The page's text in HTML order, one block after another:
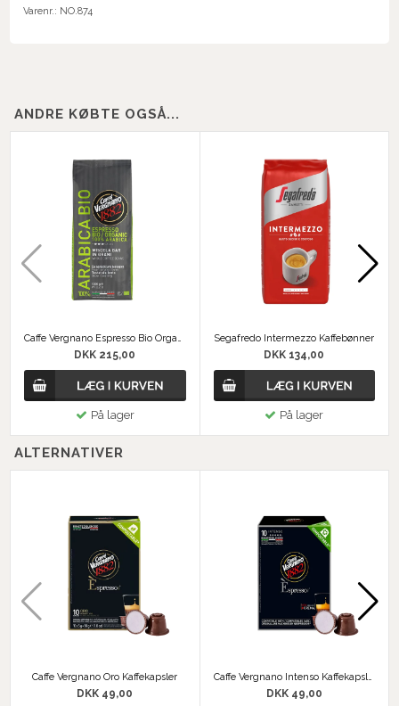
Varenr.: NO.874
ANDRE KØBTE OGSÅ...
Caffe Vergnano Espresso Bio Organic
DKK 215,00
På lager
Segafredo Intermezzo Kaffebønner
DKK 134,00
På lager
ALTERNATIVER
Caffe Vergnano Oro Kaffekapsler
DKK 49,00 DKK 49,00